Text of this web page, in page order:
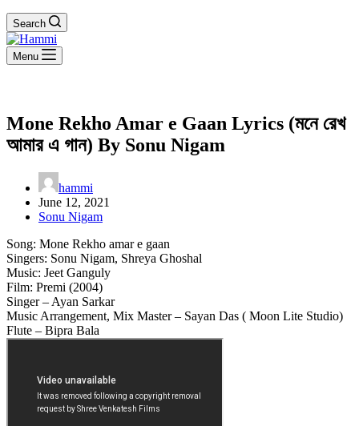
Search
Menu
Mone Rekho Amar e Gaan Lyrics (মনে রেখ
আমার এ গান) By Sonu Nigam
hammi
June 12, 2021
Sonu Nigam
Song: Mone Rekho amar e gaan
Singers: Sonu Nigam, Shreya Ghoshal
Music: Jeet Ganguly
Film: Premi (2004)
Singer – Ayan Sarkar
Music Arrangement, Mix Master – Sayan Das ( Moon Lite Studio)
Flute – Bipra Bala